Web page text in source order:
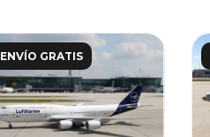
ENVÍO GRATIS